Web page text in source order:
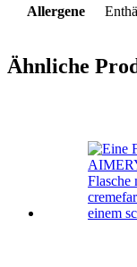
Allergene
Ähnliche